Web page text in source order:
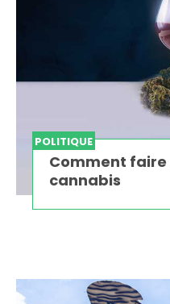
POLITIQUE
Comment faire
cannabis